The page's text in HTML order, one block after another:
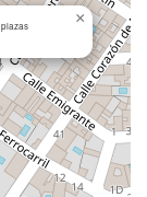
plazas
×